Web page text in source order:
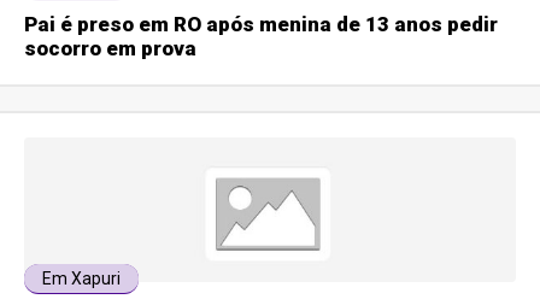
Pai é preso em RO após menina de 13 anos pedir
socorro em prova
Em Xapuri